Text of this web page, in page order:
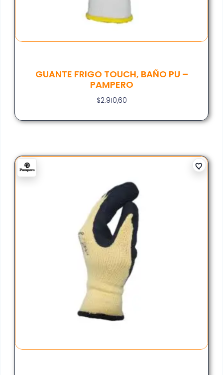
GUANTE FRIGO TOUCH, BAÑO PU –
PAMPERO
$2.910,60